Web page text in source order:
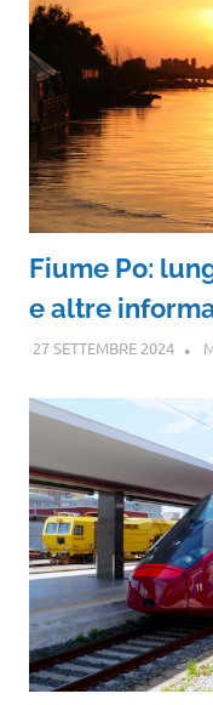
Fiume Po:
e altre
27 SETTEMBRE 2024